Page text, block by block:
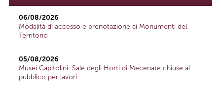
06/08/2026
Modalità di accesso e prenotazione ai Monumenti del
Territorio
05/08/2026
Musei Capitolini: Sale degli Horti di Mecenate chiuse al
pubblico per lavori